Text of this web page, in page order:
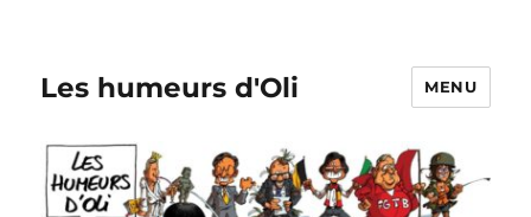
Les humeurs d'Oli MENU